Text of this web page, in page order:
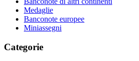
Medaglie
Banconote europee
Miniassegni
Categorie